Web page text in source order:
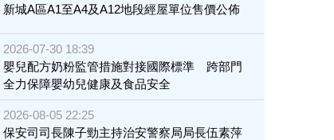
新城A區A1至A4及A12地段經屋單位售價公佈
2026-07-30 18:39
嬰兒配方奶粉監管措施對接國際標準 跨部門
全力保障嬰幼兒健康及食品安全
2026-08-05 22:25
保安司司長陳子勁主持治安警察局局長伍素萍